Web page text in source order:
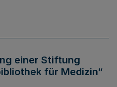
einer Stiftung
für Medizin“